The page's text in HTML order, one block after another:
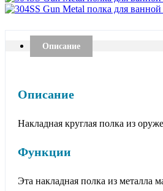
Описание
Описание
Накладная круглая полка из
Функции
Эта накладная полка из металла